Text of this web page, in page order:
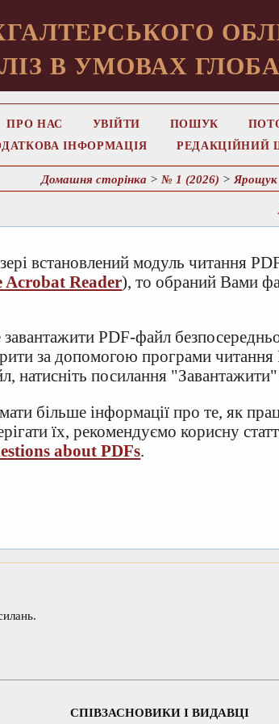
В УМОВАХ
ПРО НАС УВІЙТИ ПОШУК
ІНФОРМАЦІЯ
РЕДАКЦІЙНИЙ
Домашня сторінка > № 1 (2026) > Ярощук
встановлений модуль читання
Acrobat Reader), то обраний Вами
PDF-файл
за допомогою програми
натисніть посилання
більше інформації про те, як
їх, рекомендуємо корисну
about PDFs.
СПІВЗАСНОВИКИ І ВИДАВЦІ